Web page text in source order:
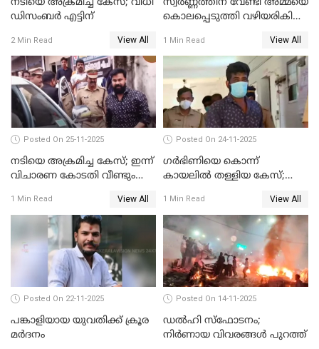
നടിയെ അക്രമിച്ച കേസ്; വിധി
ഡിസംബര്‍ എട്ടിന്
2 Min Read View All
സ്വർണ്ണത്തിന് വേണ്ടി അമ്മയെ
കൊലപ്പെടുത്തി വഴിയരികിൽ
പിടിയിൽ
1 Min Read View All
Posted On 25-11-2025
നടിയെ അക്രമിച്ച കേസ്; ഇന്ന്
വിചാരണ കോടതി വീണ്ടും
1 Min Read View All
Posted On 24-11-2025
ഗര്‍ഭിണിയെ കൊന്ന്
കായലില്‍ തള്ളിയ കേസ്;
1 Min Read View All
Posted On 22-11-2025
പങ്കാളിയായ യുവതിക്ക് ക്രൂര
മര്‍ദനം
Posted On 14-11-2025
ഡല്‍ഹി സ്‌ഫോടനം;
നിര്‍ണായ വിവരങ്ങള്‍ പുറത്ത്